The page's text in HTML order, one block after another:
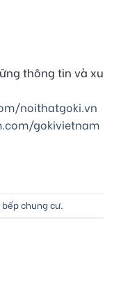
thông tin và xu
noithatgoki.vn
gokivietnam
bếp chung cư.